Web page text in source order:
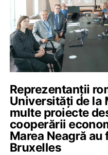
Reprezentanții
Universități de la
multe proiecte
cooperării
Marea Neagră
Bruxelles